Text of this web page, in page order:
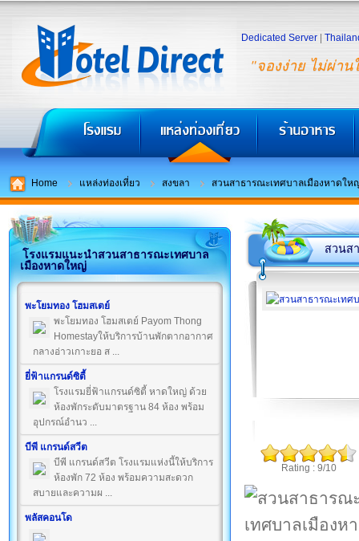
"จองง่าย ไม่ผ่าน
Dedicated Server
Home แหล่งท่องเที่ยว สงขลา สวนสาธารณะเทศบาลเมืองหาดให
โรงแรมแนะนำสวนสาธารณะเทศบาล
เมืองหาดใหญ่
พะโยมทอง โฮมสเตย์
พะโยมทอง โฮมสเตย์ Payom Thong
Homestayให้บริการบ้านพักตากอากาศ
กลางอ่าวเกาะยอ ส ...
ยี่ฟ้าแกรนด์ซิตี้
โรงแรมยี่ฟ้าแกรนด์ซิตี้ หาดใหญ่ ด้วย
ห้องพักระดับมาตรฐาน 84 ห้อง พร้อม
อุปกรณ์อำนว ...
บีพี แกรนด์สวีต
บีพี แกรนด์สวีต โรงแรมแห่งนี้ให้บริการ
ห้องพัก 72 ห้อง พร้อมความสะดวก
สบายและความผ ...
พลัสคอนโด
สวนส
Rating : 9/10